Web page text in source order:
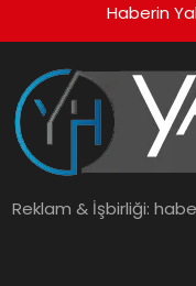
Haberin
Reklam & İşbirliği: